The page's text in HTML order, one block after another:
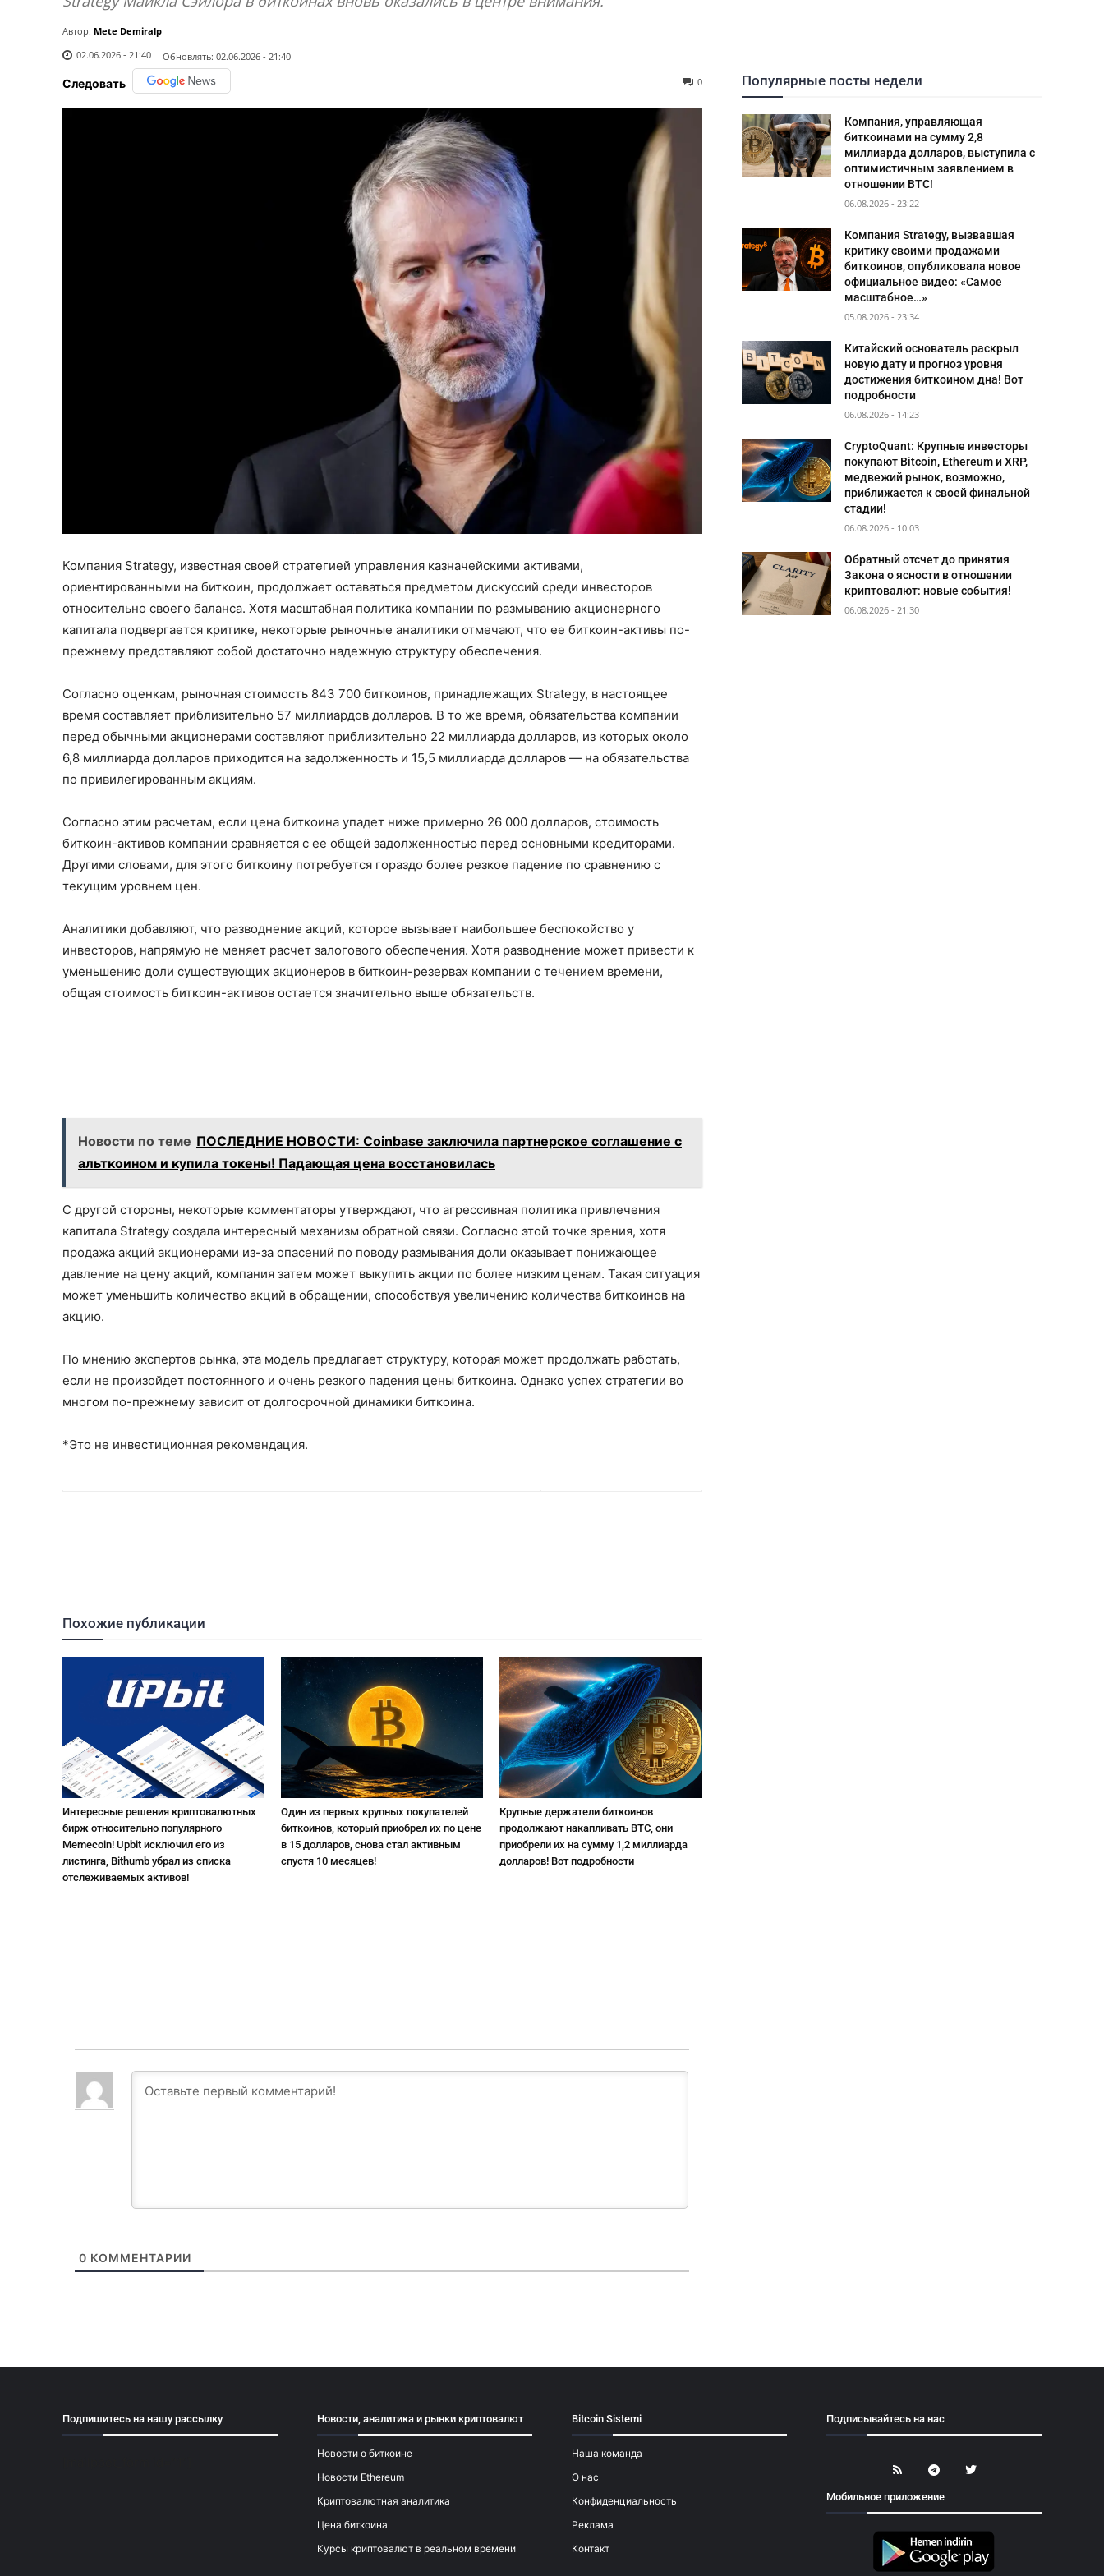
Автор: Mete Demiralp
02.06.2026 - 21:40
Обновлять: 02.06.2026 - 21:40
Следовать 0
Компания Strategy, известная своей стратегией управления казначейскими активами,
ориентированными на биткоин, продолжает оставаться предметом дискуссий среди инвесторов
относительно своего баланса. Хотя масштабная политика компании по размыванию акционерного
капитала подвергается критике, некоторые рыночные аналитики отмечают, что ее биткоин-активы по-
прежнему представляют собой достаточно надежную структуру обеспечения.
Согласно оценкам, рыночная стоимость 843 700 биткоинов, принадлежащих Strategy, в настоящее
время составляет приблизительно 57 миллиардов долларов. В то же время, обязательства компании
перед обычными акционерами составляют приблизительно 22 миллиарда долларов, из которых около
6,8 миллиарда долларов приходится на задолженность и 15,5 миллиарда долларов — на обязательства
по привилегированным акциям.
Согласно этим расчетам, если цена биткоина упадет ниже примерно 26 000 долларов, стоимость
биткоин-активов компании сравняется с ее общей задолженностью перед основными кредиторами.
Другими словами, для этого биткоину потребуется гораздо более резкое падение по сравнению с
текущим уровнем цен.
Аналитики добавляют, что разводнение акций, которое вызывает наибольшее беспокойство у
инвесторов, напрямую не меняет расчет залогового обеспечения. Хотя разводнение может привести к
уменьшению доли существующих акционеров в биткоин-резервах компании с течением времени,
общая стоимость биткоин-активов остается значительно выше обязательств.
Новости по теме ПОСЛЕДНИЕ НОВОСТИ: Coinbase заключила партнерское соглашение с
альткоином и купила токены! Падающая цена восстановилась
С другой стороны, некоторые комментаторы утверждают, что агрессивная политика привлечения
капитала Strategy создала интересный механизм обратной связи. Согласно этой точке зрения, хотя
продажа акций акционерами из-за опасений по поводу размывания доли оказывает понижающее
давление на цену акций, компания затем может выкупить акции по более низким ценам. Такая ситуация
может уменьшить количество акций в обращении, способствуя увеличению количества биткоинов на
акцию.
По мнению экспертов рынка, эта модель предлагает структуру, которая может продолжать работать,
если не произойдет постоянного и очень резкого падения цены биткоина. Однако успех стратегии во
многом по-прежнему зависит от долгосрочной динамики биткоина.
*Это не инвестиционная рекомендация.
Похожие публикации
Интересные решения криптовалютных
бирж относительно популярного
Memecoin! Upbit исключил его из
листинга, Bithumb убрал из списка
отслеживаемых активов!
Один из первых крупных покупателей
биткоинов, который приобрел их по цене
в 15 долларов, снова стал активным
спустя 10 месяцев!
Крупные держатели биткоинов
продолжают накапливать BTC, они
приобрели их на сумму 1,2 миллиарда
долларов! Вот подробности
0 КОММЕНТАРИИ
Популярные посты недели
Компания, управляющая
биткоинами на сумму 2,8
миллиарда долларов, выступила с
оптимистичным заявлением в
отношении BTC!
06.08.2026 - 23:22
Компания Strategy, вызвавшая
критику своими продажами
биткоинов, опубликовала новое
официальное видео: «Самое
масштабное…»
05.08.2026 - 23:34
Китайский основатель раскрыл
новую дату и прогноз уровня
достижения биткоином дна! Вот
подробности
06.08.2026 - 14:23
CryptoQuant: Крупные инвесторы
покупают Bitcoin, Ethereum и XRP,
медвежий рынок, возможно,
приближается к своей финальной
стадии!
06.08.2026 - 10:03
Обратный отсчет до принятия
Закона о ясности в отношении
криптовалют: новые события!
06.08.2026 - 21:30
Подпишитесь на нашу рассылку Новости, аналитика и рынки криптовалют
Новости о биткоине
Новости Ethereum
Криптовалютная аналитика
Цена биткоина
Курсы криптовалют в реальном времени
Bitcoin Sistemi
Наша команда
О нас
Конфиденциальность
Реклама
Контакт
Подписывайтесь на нас
Мобильное приложение